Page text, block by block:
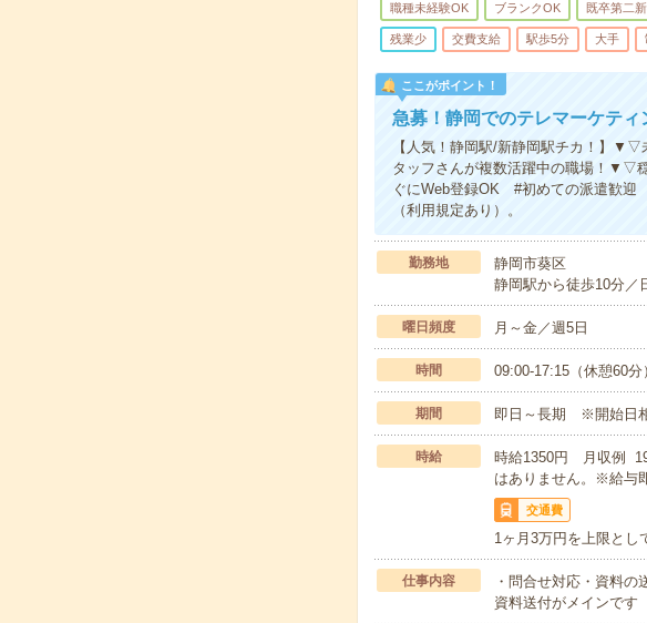
職種未経験OK ブランクOK 既卒第二
残業少 交費支給 駅歩5分 大手
ここがポイント！
急募！静岡でのテレマーケテ
【人気！静岡駅/新静岡駅チカ！】
タッフさんが複数活躍中の職場！▼▽
ぐにWeb登録OK #初めての派遣歓迎
（利用規定あり）。
勤務地
静岡市葵区
静岡駅から徒歩10分／
曜日頻度 月～金／週5日
時間 09:00-17:15（休憩60分
期間 即日～長期 ※開始日
時給
時給1350円 月収例
はありません。※給与
交通費
1ヶ月3万円を上限とし
仕事内容
・問合せ対応・資料
資料送付がメインです